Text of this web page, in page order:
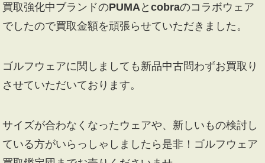
買取強化中ブランドのPUMA とcobraのコラボウェア
でしたので買取金額を頑張らせていただきました。
ゴルフウェアに関しましても新品中古問わずお買取り
させていただいております。
サイズが合わなくなったウェアや、新しいもの検討し
ている方がいらっしゃしましたら是非！ゴルフウェア